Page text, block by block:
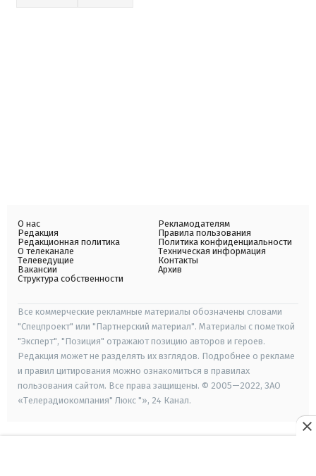
О нас
Редакция
Редакционная политика
О телеканале
Телеведущие
Вакансии
Структура собственности
Рекламодателям
Правила пользования
Политика конфиденциальности
Техническая информация
Контакты
Архив
Все коммерческие рекламные материалы обозначены словами
"Спецпроект" или "Партнерский материал". Материалы с пометкой
"Эксперт", "Позиция" отражают позицию авторов и героев.
Редакция может не разделять их взглядов. Подробнее о рекламе
и правил цитирования можно ознакомиться в правилах
пользования сайтом. Все права защищены. © 2005—2022, ЗАО
«Телерадиокомпания" Люкс "», 24 Канал.